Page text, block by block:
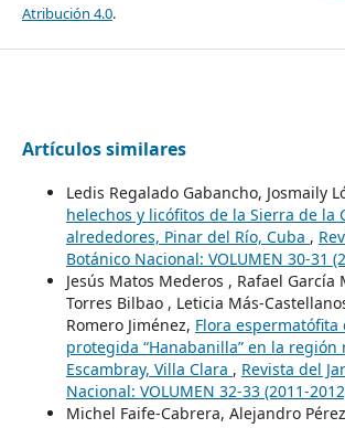
Atribución 4.0.
Artículos similares
Ledis Regalado Gabancho, Josmaily
helechos y licófitos de la Sierra de la
alrededores, Pinar del Río, Cuba ,
Botánico Nacional: VOLUMEN 30-31
Jesús Matos Mederos , Rafael
Torres Bilbao , Leticia Más-
Romero Jiménez, Flora espermatófita
protegida “Hanabanilla” en la región
Escambray, Villa Clara , Revista del
Nacional: VOLUMEN 32-33 (2011-
Michel Faife-Cabrera, Alejandro